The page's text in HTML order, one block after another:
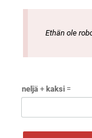
Ethän ole
neljä + kaksi =